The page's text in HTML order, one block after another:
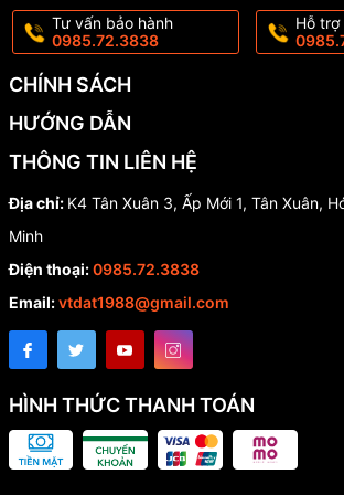
#binhhoadephongkhach #lohoanhua
#binhhoagia#Tượngphongthủy
#Tượng_phong_thủy
#tuongphongthuy
#tuong_phong_thuy
#VậtPhẩmPhongThủy
#Vật_Phẩm_Phong_Thủy
#vatphamphongthuy
#vat_pham_phong_thuy
#QuàTặngTânGiaKhaiTrương
#Quà_Tặng_Tân_Gia_Khai_Trương
#quatangtangiakhaitruong
#qua_tang_tan_gia_khai_truong
#TượngTrangTrí
#Tượng_Trang_Trí
#tuongtrangtri
Tư vấn bảo hành
0985.72.3838
Hỗ
CHÍNH SÁCH
HƯỚNG DẪN
THÔNG TIN LIÊN HỆ
Địa chỉ: K4 Tân Xuân 3, Ấp Mới 1, Tân Xuân,
Minh
Điện thoại:0985.72.3838
Email:vtdat1988@gmail.com
HÌNH THỨC THANH TOÁN